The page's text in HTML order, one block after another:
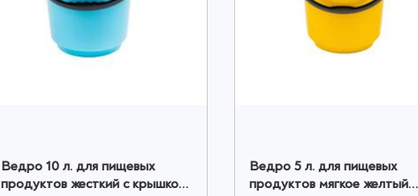
Ведро 10 л. для пищевых
продуктов жесткий с крышкой
Ведро 5 л. для пищевых
продуктов мягкое желтый